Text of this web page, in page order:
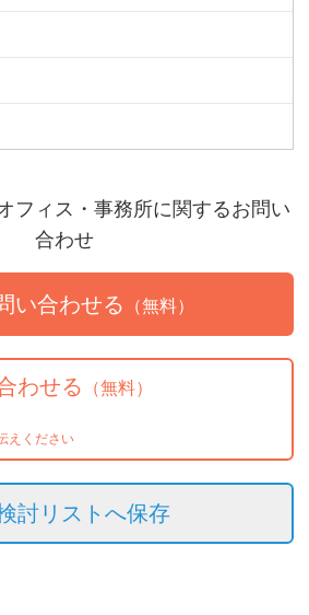
フィス・事務所に関するお問い
合わせ
い合わせる （無料）
わせる （無料）
えください
討リストへ保存